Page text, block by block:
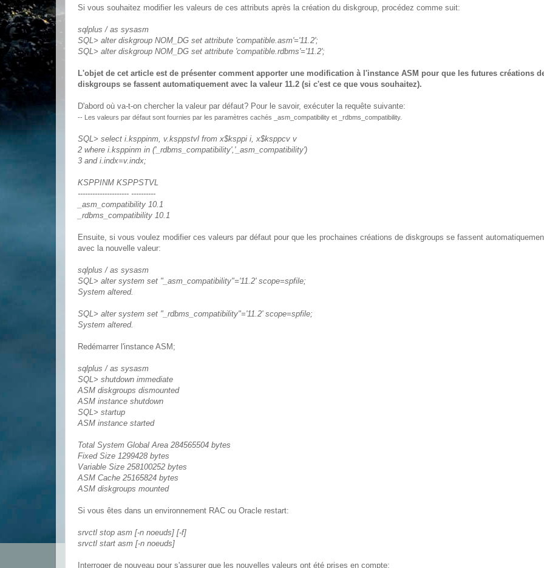
Si vous souhaitez modifier les valeurs de ces attributs après la création du diskgroup, procédez comme suit:
sqlplus / as sysasm
SQL> alter diskgroup NOM_DG set attribute 'compatible.asm'='11.2';
SQL> alter diskgroup NOM_DG set attribute 'compatible.rdbms'='11.2';
L'objet de cet article est de présenter comment apporter une modification à l'instance ASM pour que les futures créations
diskgroups se fassent automatiquement avec la valeur 11.2 (si c'est ce que vous souhaitez).
D'abord où va-t-on chercher la valeur par défaut? Pour le savoir, exécuter la requête suivante:
-- Les valeurs par défaut sont fournies par les paramètres cachés _asm_compatibility et _rdbms_compatibility.
SQL> select i.ksppinm, v.ksppstvl from x$ksppi i, x$ksppcv v
2 where i.ksppinm in ('_rdbms_compatibility','_asm_compatibility')
3 and i.indx=v.indx;
KSPPINM KSPPSTVL
--------------------- ----------
_asm_compatibility 10.1
_rdbms_compatibility 10.1
Ensuite, si vous voulez modifier ces valeurs par défaut pour que les prochaines créations de diskgroups se fassent
avec la nouvelle valeur:
sqlplus / as sysasm
SQL> alter system set "_asm_compatibility"='11.2' scope=spfile;
System altered.
SQL> alter system set "_rdbms_compatibility"='11.2' scope=spfile;
System altered.
Redémarrer l'instance ASM;
sqlplus / as sysasm
SQL> shutdown immediate
ASM diskgroups dismounted
ASM instance shutdown
SQL> startup
ASM instance started
Total System Global Area 284565504 bytes
Fixed Size 1299428 bytes
Variable Size 258100252 bytes
ASM Cache 25165824 bytes
ASM diskgroups mounted
Si vous êtes dans un environnement RAC ou Oracle restart:
srvctl stop asm [-n noeuds] [-f]
srvctl start asm [-n noeuds]
Interroger de nouveau pour s'assurer que les nouvelles valeurs ont été prises en compte: